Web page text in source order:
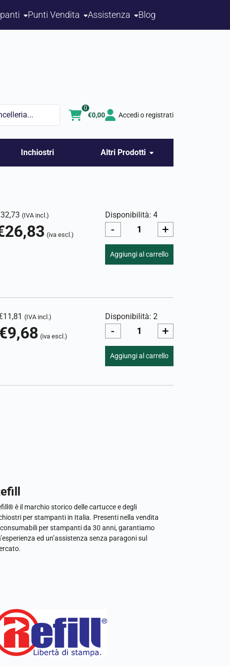
Punti Vendita Assistenza Blog
€0,00
0
Accedi o registrati
Inchiostri Altri Prodotti
32,73 (IVA incl.)
26,83 (iva escl.)
Disponibilità: 4
- +
Aggiungi al carrello
11,81 (IVA incl.)
9,68 (iva escl.)
Disponibilità: 2
- +
Aggiungi al carrello
è il marchio storico delle cartucce e degli
per stampanti in Italia. Presenti nella vendita
per stampanti da 30 anni, garantiamo
ed un’assistenza senza paragoni sul